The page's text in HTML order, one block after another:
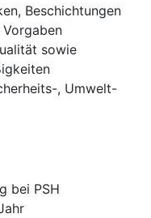
Beschichtungen
sowie
, Umwelt-
bei PSH